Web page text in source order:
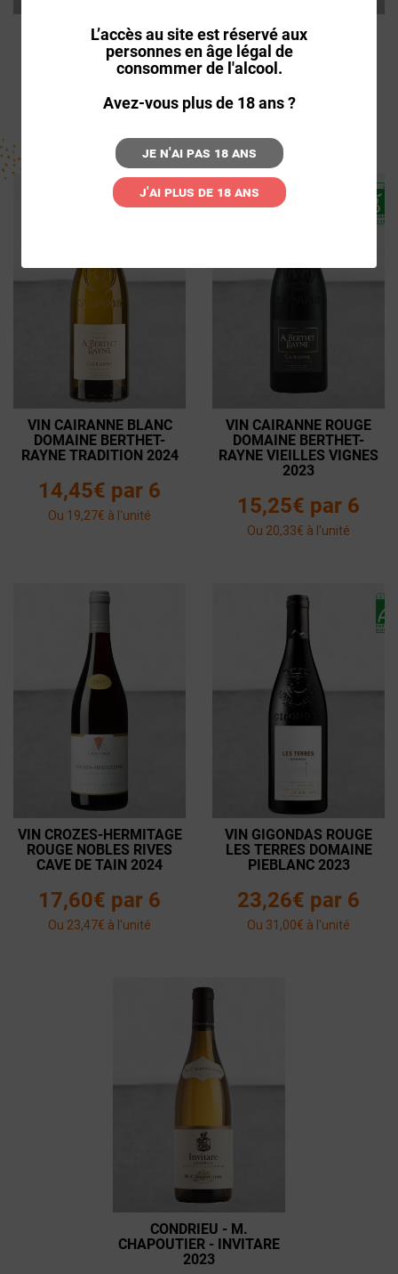
L’accès au site est réservé aux
personnes en âge légal de
consommer de l'alcool.
Avez-vous plus de 18 ans ?
Je n'ai pas 18 ans
J'ai plus de 18 ans
VIN COSTIÈRES DE
NIMES CHÂTEAU
VESSIÈRE 2024
10,96€ par 6
VIN COTES DU RHONE
ROUGE MAISON DELAS
"SAINT ESPRIT" 2024
11,95€ par 6
VIN CAIRANNE BLANC
DOMAINE BERTHET-
RAYNE TRADITION 2024
14,45€ par 6
Ou 19,27€ à l'unité
VIN CAIRANNE ROUGE
DOMAINE BERTHET-
RAYNE VIEILLES VIGNES
2023
15,25€ par 6
Ou 20,33€ à l'unité
VIN CROZES-HERMITAGE
ROUGE NOBLES RIVES
CAVE DE TAIN 2024
17,60€ par 6
Ou 23,47€ à l'unité
VIN GIGONDAS ROUGE
LES TERRES DOMAINE
PIEBLANC 2023
23,26€ par 6
Ou 31,00€ à l'unité
CONDRIEU - M.
CHAPOUTIER - INVITARE
2023